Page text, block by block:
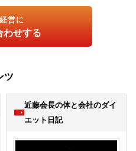
営に
わせする
ツ
近藤会長の体と会社のダイ
エット日記